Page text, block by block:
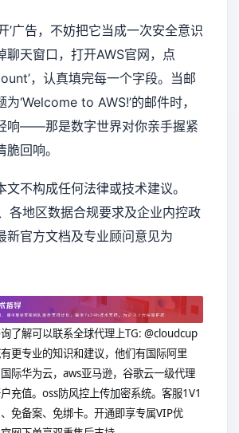
’广告，不妨把它当成一次安全意识
聊天窗口，打开AWS官网，点
，认真填完每一个字段。当邮
‘Welcome to AWS!’的邮件时，
响——那是数字世界对你亲手握紧
回响。
文不构成任何法律或技术建议。
各地区数据合规要求及企业内控政
新官方文档及专业顾问意见为
了解可以联系全球代理上TG: @cloudcup
更专业的知识和建议，他们有国际阿里
际华为云，aws亚马逊，谷歌云一级代理
充值。oss防风控上传加密系统。客服1V1
免备案、免绑卡。开通即享专属VIP优